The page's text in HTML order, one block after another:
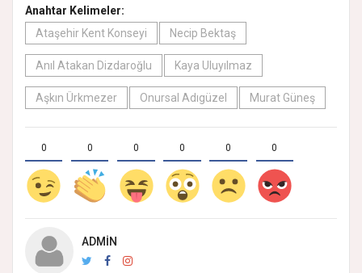
Anahtar Kelimeler:
Ataşehir Kent Konseyi
Necip Bektaş
Anıl Atakan Dizdaroğlu Kaya Uluyılmaz
Aşkın Ürkmezer Onursal Adıgüzel Murat Güneş
0 0 0 0 0 0
ADMIN